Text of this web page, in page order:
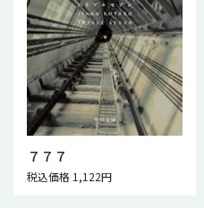
７７７
税込価格 1,122円